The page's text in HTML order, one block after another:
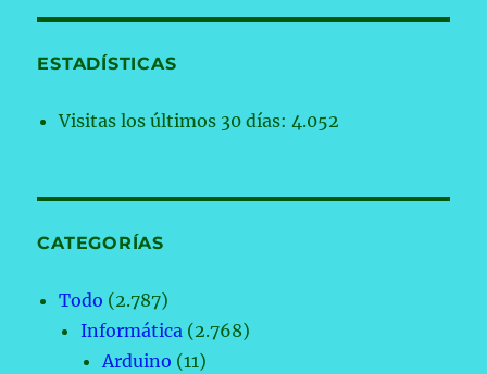
ESTADÍSTICAS
Visitas los últimos 30 días:4.052
CATEGORÍAS
Todo (2.787)
Informática (2.768)
Arduino (11)